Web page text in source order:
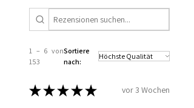
1 – 6 von
153
Sortiere
nach:
★★★★★ vor 3 Wochen